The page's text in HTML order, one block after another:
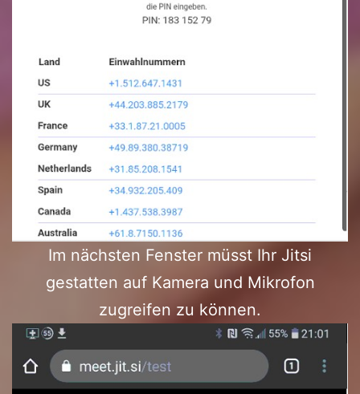
Im nächsten Fenster müsst Ihr Jitsi
gestatten auf Kamera und Mikrofon
zugreifen zu können.